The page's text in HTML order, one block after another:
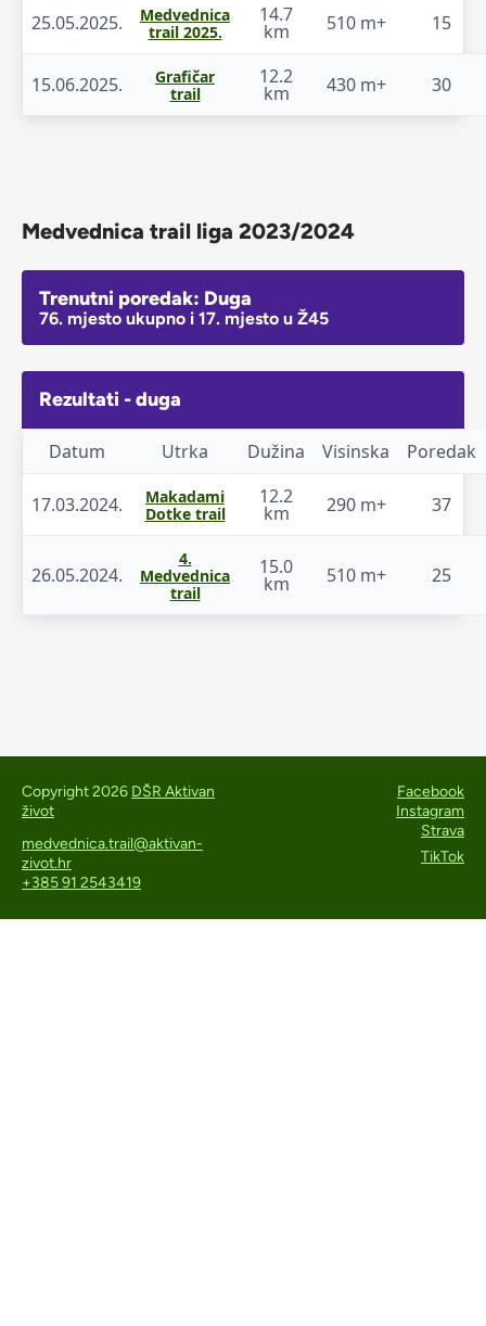
25.05.2025.
Medvednica
trail 2025.
14.7
km 510 m+ 15
15.06.2025.
Grafičar
trail
12.2
km 430 m+ 30
Medvednica trail liga 2023/2024
Trenutni poredak: Duga
76. mjesto ukupno i 17. mjesto u Ž45
Rezultati - duga
Datum Utrka Dužina Visinska Poredak
17.03.2024.
Makadami
Dotke trail
12.2
km 290 m+ 37
26.05.2024.
4.
Medvednica
trail
15.0
km 510 m+ 25
Copyright 2026 DŠR Aktivan
život
medvednica.trail@aktivan-
zivot.hr
+385 91 2543419
Facebook
Instagram
Strava
TikTok